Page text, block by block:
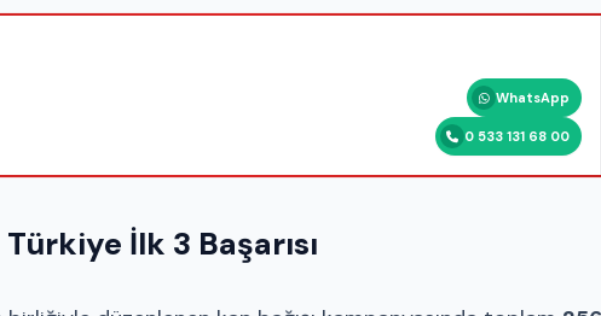
WhatsApp
0 533 131 68 00
İlk 3 Başarısı